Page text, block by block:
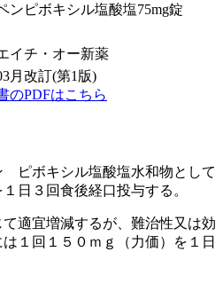
ンピボキシル塩酸塩75mg錠
イチ・オー新薬
月改訂(第1版)
のPDFはこちら
ピボキシル塩酸塩水和物として
日３回食後経口投与する。
適宜増減するが、難治性又は効
１回１５０ｍｇ（力価）を１日